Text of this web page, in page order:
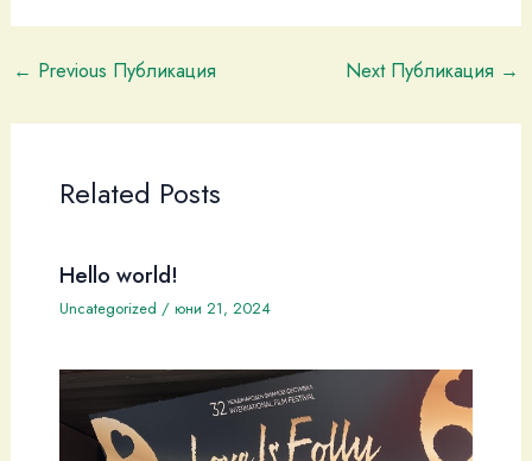
← Previous Публикация Next Публикация →
Related Posts
Hello world!
Uncategorized / юни 21, 2024